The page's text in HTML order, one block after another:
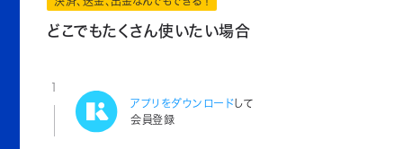
どこでもたくさん使いたい場合
1
アプリをダウンロード して
会員登録